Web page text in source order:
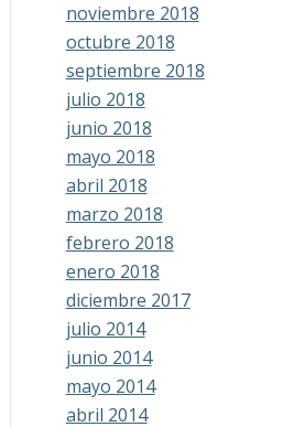
noviembre 2018
octubre 2018
septiembre 2018
julio 2018
junio 2018
mayo 2018
abril 2018
marzo 2018
febrero 2018
enero 2018
diciembre 2017
julio 2014
junio 2014
mayo 2014
abril 2014